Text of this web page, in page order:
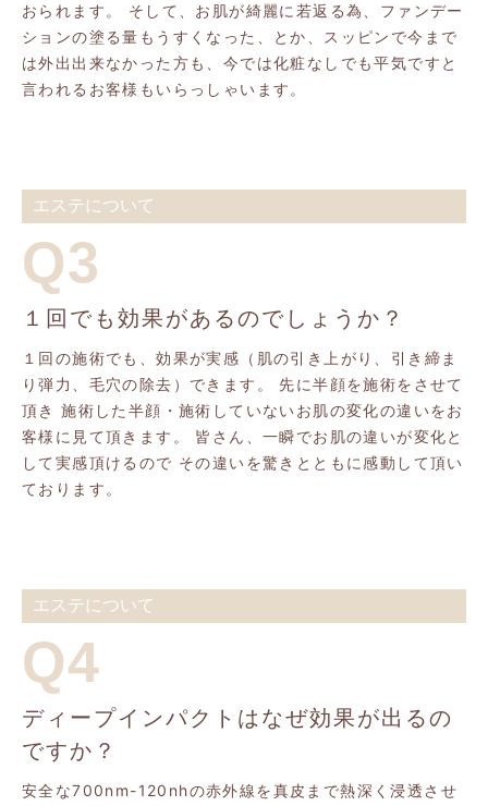
おられます。 そして、お肌が綺麗に若返る為、ファンデー
ションの塗る量もうすくなった、とか、スッピンで今まで
は外出出来なかった方も、今では化粧なしでも平気ですと
言われるお客様もいらっしゃいます。
エステについて
Q3
１回でも効果があるのでしょうか？
１回の施術でも、効果が実感（肌の引き上がり、引き締ま
り弾力、毛穴の除去）できます。 先に半顔を施術をさせて
頂き 施術した半顔・施術していないお肌の変化の違いをお
客様に見て頂きます。 皆さん、一瞬でお肌の違いが変化と
して実感頂けるので その違いを驚きとともに感動して頂い
ております。
エステについて
Q4
ディープインパクトはなぜ効果が出るの
ですか？
安全な700nm-120nhの赤外線を真皮まで熱深く浸透させ